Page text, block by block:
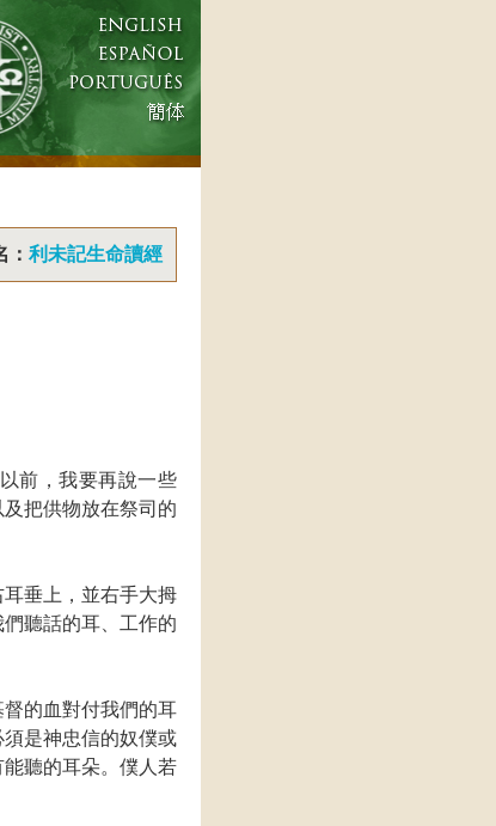
： 利未記生命讀經
前，我要再說一些
把供物放在祭司的
垂上，並右手大拇
聽話的耳、工作的
的血對付我們的耳
是神忠信的奴僕或
聽的耳朵。僕人若